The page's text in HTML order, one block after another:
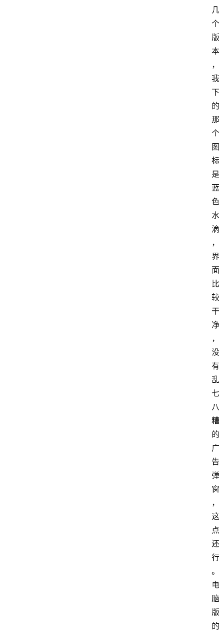
几
个
版
本
，
我
下
的
那
个
图
标
是
蓝
色
水
滴
，
界
面
比
较
干
净
，
没
有
乱
七
八
糟
的
广
告
弹
窗
，
这
点
还
行
。
电
脑
版
的